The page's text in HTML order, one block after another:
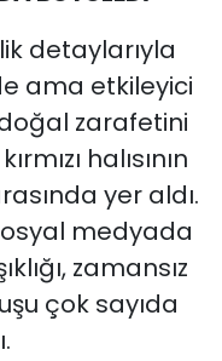
detaylarıyla
ama etkileyici
doğal zarafetini
halısının
yer aldı.
medyada
zamansız
çok sayıda